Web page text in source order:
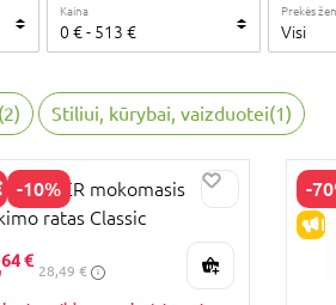
Kaina
0 €- 513 €
Prekės
Visi
(2) Stiliui, kūrybai, vaizduotei(1)
-10%
mokomasis
ratas Classic
4m.) FSA001
64 €
28,49 €
-